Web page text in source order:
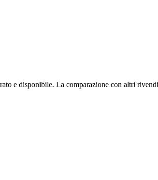
e disponibile. La comparazione con altri